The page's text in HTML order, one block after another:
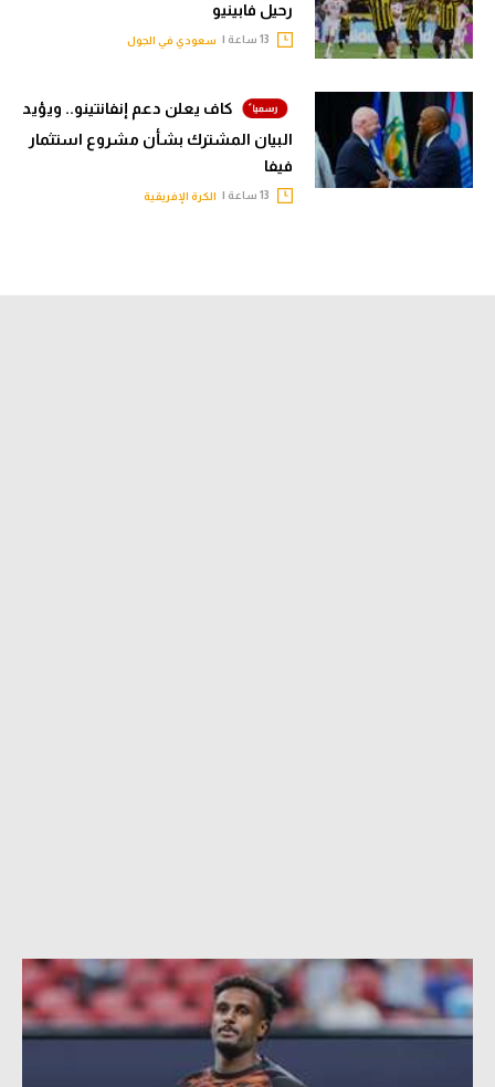
رحيل فابينيو
سعودي في الجول
كاف يعلن دعم إنفانتينو.. ويؤيد
البيان المشترك بشأن مشروع استثمار
فيفا
الكرة الإفريقية